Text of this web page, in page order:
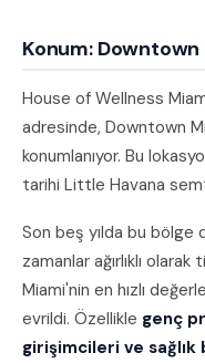
Konum:
House of Wellness
adresinde, Downtown
konumlanıyor. Bu
tarihi Little Havana
Son beş yılda bu bölge
zamanlar ağırlıklı
Miami'nin en hızlı
evrildi. Özellikle genç
girişimcileri ve sağlık